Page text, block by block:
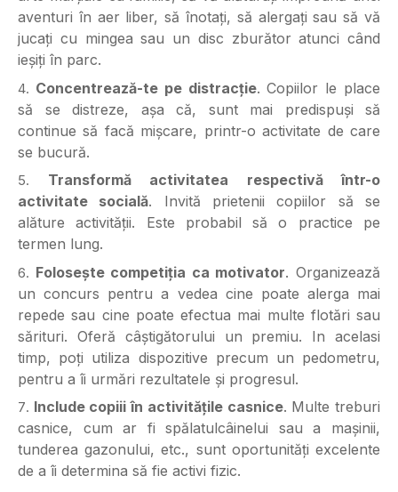
aventuri în aer liber, să înotați, să alergați sau să vă
jucați cu mingea sau un disc zburător atunci când
ieșiți în parc.
Concentrează-te pe distracție. Copiilor le place
să se distreze, așa că, sunt mai predispuși să
continue să facă mișcare, printr-o activitate de care
se bucură.
Transformă activitatea respectivă într-o
activitate socială. Invită prietenii copiilor să se
alăture activității. Este probabil să o practice pe
termen lung.
Folosește competiția ca motivator. Organizează
un concurs pentru a vedea cine poate alerga mai
repede sau cine poate efectua mai multe flotări sau
sărituri. Oferă câștigătorului un premiu. In acelasi
timp, poți utiliza dispozitive precum un pedometru,
pentru a îi urmări rezultatele și progresul.
Include copiii în activitățile casnice. Multe treburi
casnice, cum ar fi spălatulcâinelui sau a mașinii,
tunderea gazonului, etc., sunt oportunități excelente
de a îi determina să fie activi fizic.